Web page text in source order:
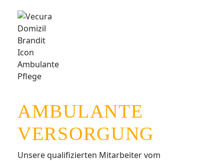
AMBULANTE
VERSORGUNG
Unsere qualifizierten Mitarbeiter vom